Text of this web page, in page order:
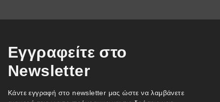
Εγγραφείτε στο
Newsletter
Κάντε εγγραφή στο newsletter μας ώστε να λαμβάνετε